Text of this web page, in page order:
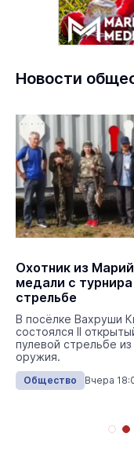
Новости
Охотник из
медали с турнира
стрельбе
В посёлке Вахруши
состоялся II
пулевой стрельбе
оружия.
Общество Вчера